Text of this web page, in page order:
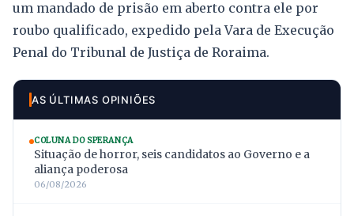
um mandado de prisão em aberto contra ele por
roubo qualificado, expedido pela Vara de Execução
Penal do Tribunal de Justiça de Roraima.
AS ÚLTIMAS OPINIÕES
COLUNA DO SPERANÇA
Situação de horror, seis candidatos ao Governo e a
aliança poderosa
06/08/2026